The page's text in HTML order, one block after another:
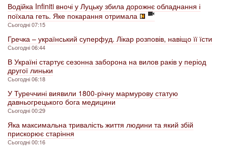
Водійка Infiniti вночі у Луцьку збила дорожнє обладнання і
поїхала геть. Яке покарання отримала
Сьогодні 07:15
Гречка – український суперфуд. Лікар розповів, навіщо її їсти
Сьогодні 06:44
В Україні стартує сезонна заборона на вилов раків у період
другої линьки
Сьогодні 06:18
У Туреччині виявили 1800-річну мармурову статую
давньогрецького бога медицини
Сьогодні 00:29
Яка максимальна тривалість життя людини та який збій
прискорює старіння
Сьогодні 00:16